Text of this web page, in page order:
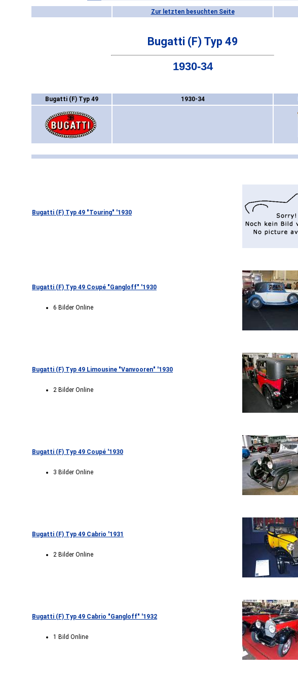
Zur letzten besuchten Seite
Bugatti (F) Typ 49
1930-34
Bugatti (F) Typ 49 1930-34
Bugatti (F) Typ 49 "Touring" '1930
Bugatti (F) Typ 49 Coupé "Gangloff" '1930
6 Bilder Online
Bugatti (F) Typ 49 Limousine "Vanvooren" '1930
2 Bilder Online
Bugatti (F) Typ 49 Coupé '1930
3 Bilder Online
Bugatti (F) Typ 49 Cabrio '1931
2 Bilder Online
Bugatti (F) Typ 49 Cabrio "Gangloff" '1932
1 Bild Online